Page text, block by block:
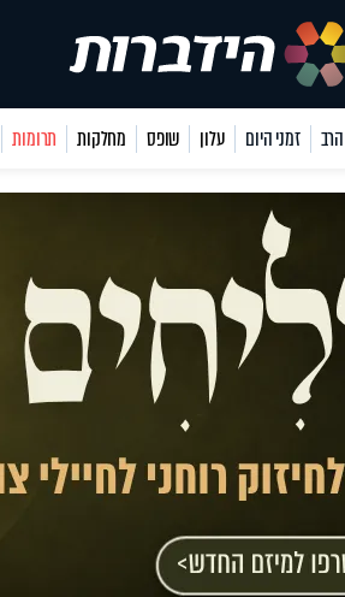
זמני היום עלון שופס מחלקות תרומות